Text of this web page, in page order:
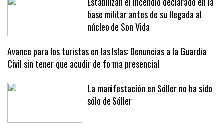
base militar antes de su llegada al
núcleo de Son Vida
Avance para los turistas en las Islas: Denuncias a la Guardia
Civil sin tener que acudir de forma presencial
La manifestación en Sóller no ha sido
sólo de Sóller